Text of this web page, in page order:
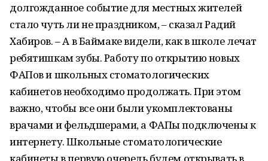
долгожданное событие для местных жителей
стало чуть ли не праздником, – сказал Радий
Хабиров. – А в Баймаке видели, как в школе лечат
ребятишкам зубы. Работу по открытию новых
ФАПов и школьных стоматологических
кабинетов необходимо продолжать. При этом
важно, чтобы все они были укомплектованы
врачами и фельдшерами, а ФАПы подключены к
интернету. Школьные стоматологические